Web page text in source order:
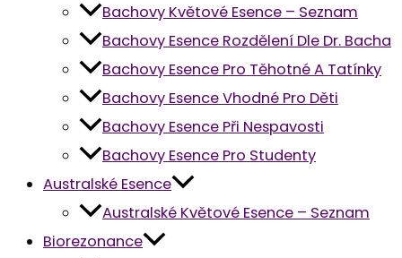
Bachovy Květové Esence – Seznam
Bachovy Esence Rozdělení Dle Dr. Bacha
Bachovy Esence Pro Těhotné A Tatínky
Bachovy Esence Vhodné Pro Děti
Bachovy Esence Při Nespavosti
Bachovy Esence Pro Studenty
Australské Esence
Australské Květové Esence – Seznam
Biorezonance